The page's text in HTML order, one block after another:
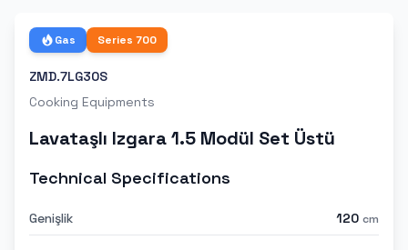
Gas Series 700
ZMD.7LG30S
Cooking Equipments
Lavataşlı Izgara 1.5 Modül Set Üstü
Technical Specifications
Genişlik 120 cm